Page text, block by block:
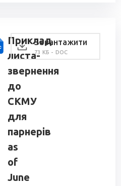
Приклад
листа-
звернення
до
СКМУ
для
парнерів
as
of
June
Завантажити
73 КБ - DOC